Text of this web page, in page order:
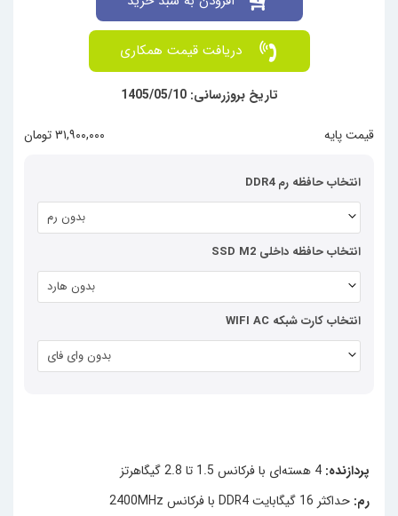
پردازنده: 4 هسته‌ای با فرکانس 1.5 تا 2.8 گیگاهرتز
رم: حداکثر 16 گیگابایت DDR4 با فرکانس 2400MHz
قیمت پایه ۳۱,۹۰۰,۰۰۰ تومان
انتخاب حافظه رم DDR4
بدون رم
انتخاب حافظه داخلی SSD M2
بدون هارد
انتخاب کارت شبکه WIFI AC
بدون وای فای
تاریخ بروزرسانی: 1405/05/10
دریافت قیمت همکاری